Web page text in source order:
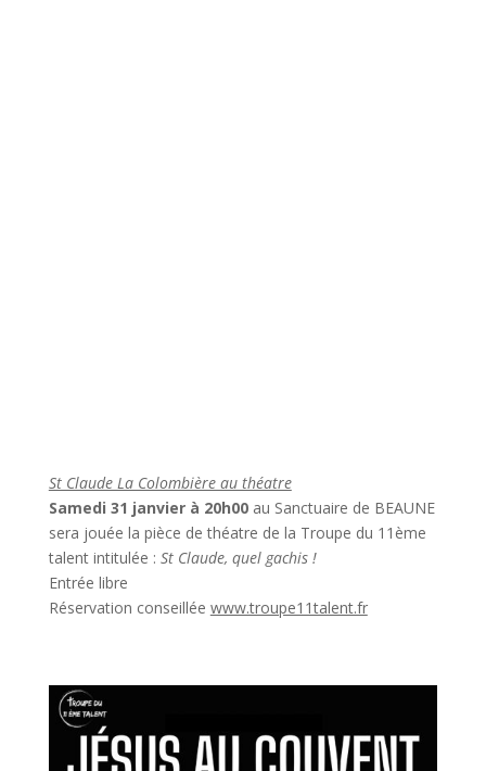
St Claude La Colombière au théatre
Samedi 31 janvier à 20h00au Sanctuaire de BEAUNE
sera jouée la pièce de théatre de la Troupe du 11ème
talent intitulée : St Claude, quel gachis !
Entrée libre
Réservation conseillée www.troupe11talent.fr